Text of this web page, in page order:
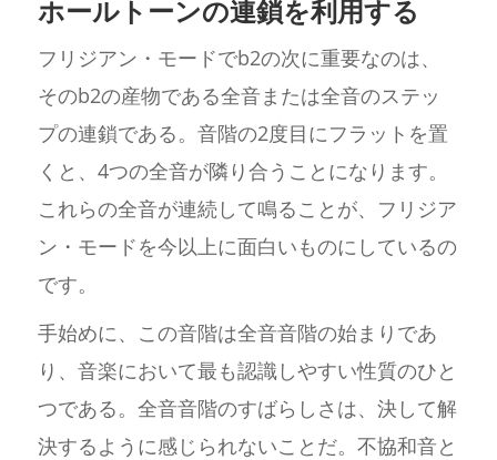
ホールトーンの連鎖を利用する
フリジアン・モードでb2の次に重要なのは、
そのb2の産物である全音または全音のステッ
プの連鎖である。音階の2度目にフラットを置
くと、4つの全音が隣り合うことになります。
これらの全音が連続して鳴ることが、フリジア
ン・モードを今以上に面白いものにしているの
です。
手始めに、この音階は全音音階の始まりであ
り、音楽において最も認識しやすい性質のひと
つである。全音音階のすばらしさは、決して解
決するように感じられないことだ。不協和音と